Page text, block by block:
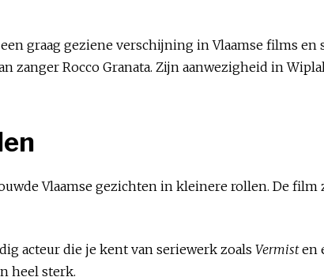
graag geziene verschijning in Vlaamse films en
zanger Rocco Granata. Zijn aanwezigheid in
Vlaamse gezichten in kleinere rollen. De film
acteur die je kent van seriewerk zoals Vermisten
heel sterk.